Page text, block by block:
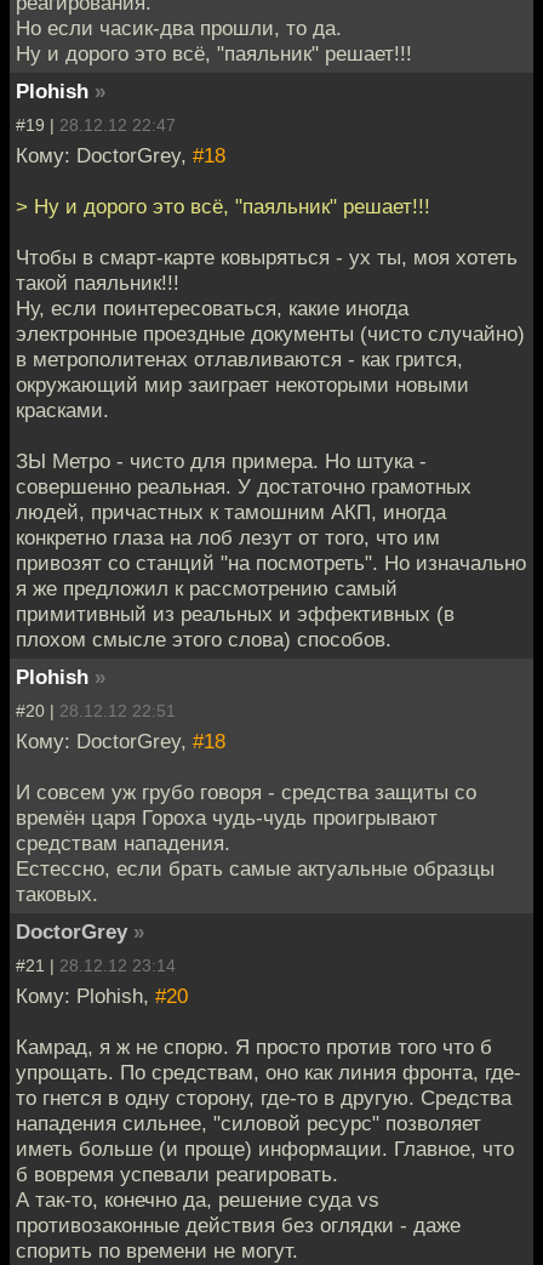
Но если часик-два прошли, то да.
Ну и дорого это всё, "паяльник" решает!!!
Plohish »
#19 | 28.12.12 22:47
Кому: DoctorGrey, #18
> Ну и дорого это всё, "паяльник" решает!!!
Чтобы в смарт-карте ковыряться - ух ты, моя хотеть
такой паяльник!!!
Ну, если поинтересоваться, какие иногда
электронные проездные документы (чисто случайно)
в метрополитенах отлавливаются - как грится,
окружающий мир заиграет некоторыми новыми
красками.
ЗЫ Метро - чисто для примера. Но штука -
совершенно реальная. У достаточно грамотных
людей, причастных к тамошним АКП, иногда
конкретно глаза на лоб лезут от того, что им
привозят со станций "на посмотреть". Но изначально
я же предложил к рассмотрению самый
примитивный из реальных и эффективных (в
плохом смысле этого слова) способов.
Plohish »
#20 | 28.12.12 22:51
Кому: DoctorGrey, #18
И совсем уж грубо говоря - средства защиты со
времён царя Гороха чудь-чудь проигрывают
средствам нападения.
Естессно, если брать самые актуальные образцы
таковых.
DoctorGrey »
#21 | 28.12.12 23:14
Кому: Plohish, #20
Камрад, я ж не спорю. Я просто против того что б
упрощать. По средствам, оно как линия фронта, где-
то гнется в одну сторону, где-то в другую. Средства
нападения сильнее, "силовой ресурс" позволяет
иметь больше (и проще) информации. Главное, что
б вовремя успевали реагировать.
А так-то, конечно да, решение суда vs
противозаконные действия без оглядки - даже
спорить по времени не могут.